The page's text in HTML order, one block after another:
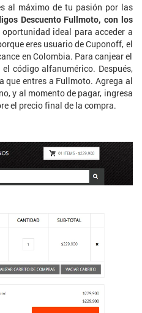
al máximo de tu pasión por las
Descuento Fullmoto, con los
oportunidad ideal para acceder a
eres usuario de Cuponoff, el
en Colombia. Para canjear el
código alfanumérico. Después,
que entres a Fullmoto. Agrega al
y al momento de pagar, ingresa
el precio final de la compra.